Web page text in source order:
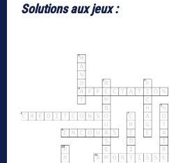
Solutions aux jeux :